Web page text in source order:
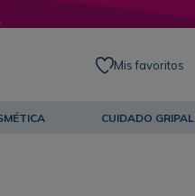
Mis favoritos
CUIDADO GRIPAL